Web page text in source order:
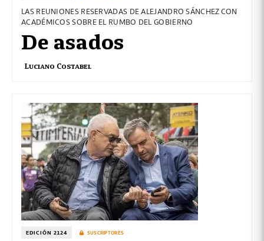
LAS REUNIONES RESERVADAS DE ALEJANDRO SÁNCHEZ CON
ACADÉMICOS SOBRE EL RUMBO DEL GOBIERNO
De asados
Luciano Costabel
EDICIÓN 2124 SUSCRIPTORES